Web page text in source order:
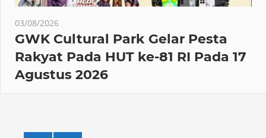
03/08/2026
GWK Cultural Park Gelar Pesta
Rakyat Pada HUT ke-81 RI Pada 17
Agustus 2026